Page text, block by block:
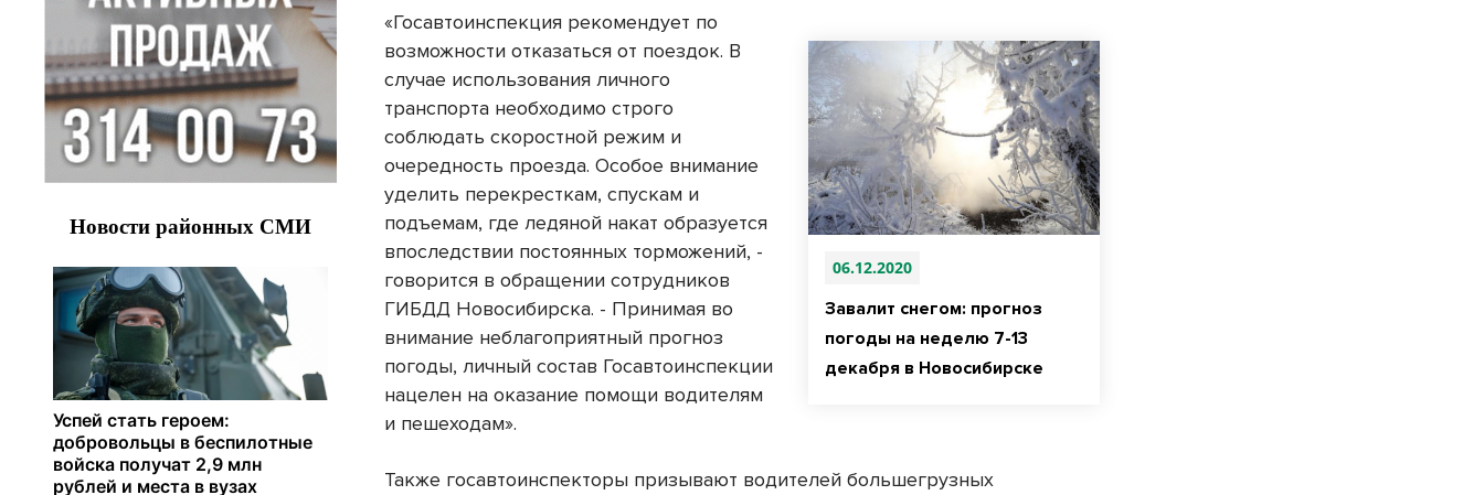
06.12.2020
Завалит снегом: прогноз
погоды на неделю 7-13
декабря в Новосибирске
«Госавтоинспекция рекомендует по
возможности отказаться от поездок. В
случае использования личного
транспорта необходимо строго
соблюдать скоростной режим и
очередность проезда. Особое внимание
уделить перекресткам, спускам и
подъемам, где ледяной накат образуется
впоследствии постоянных торможений, -
говорится в обращении сотрудников
ГИБДД Новосибирска. - Принимая во
внимание неблагоприятный прогноз
погоды, личный состав Госавтоинспекции
нацелен на оказание помощи водителям
и пешеходам».
Также госавтоинспекторы призывают водителей большегрузных